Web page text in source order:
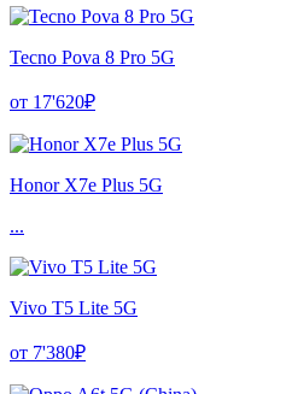
Tecno Pova 8 Pro 5G
от 17'620₽
Honor X7e Plus 5G
...
Vivo T5 Lite 5G
от 7'380₽